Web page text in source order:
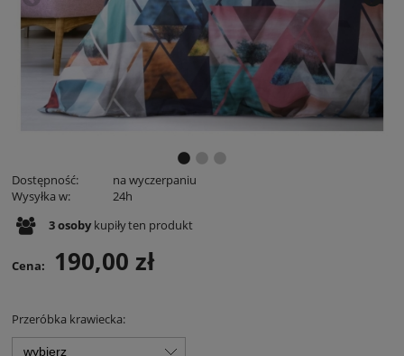
Dostępność:
na wyczerpaniu
Wysyłka w:
24h
3osoby kupiłyten produkt
Cena: 190,00 zł
Przeróbka krawiecka: